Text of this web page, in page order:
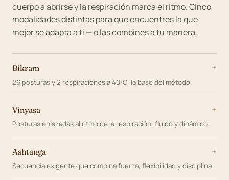
cuerpo a abrirse y la respiración marca el ritmo. Cinco
modalidades distintas para que encuentres la que
mejor se adapta a ti — o las combines a tu manera.
Bikram
26 posturas y 2 respiraciones a 40ºC, la base del método.
Vinyasa
Posturas enlazadas al ritmo de la respiración, fluido y dinámico.
Ashtanga
Secuencia exigente que combina fuerza, flexibilidad y disciplina.